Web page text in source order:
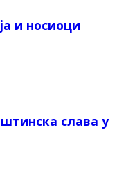
и носиоци
слава у